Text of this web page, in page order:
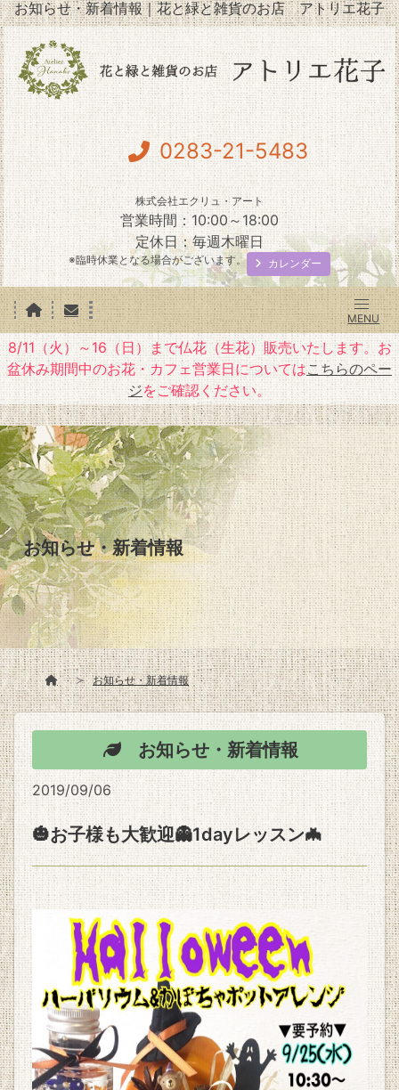
お知らせ・新着情報｜花と緑と雑貨のお店 アトリエ花子
0283-21-5483
株式会社エクリュ・アート
営業時間：10:00～18:00
定休日：毎週木曜日
※臨時休業となる場合がございます。 カレンダー
8/11（火）～16（日）まで仏花（生花）販売いたします。お
盆休み期間中のお花・カフェ営業日についてはこちらのペー
ジをご確認ください。
お知らせ・新着情報
お知らせ・新着情報
お知らせ・新着情報
2019/09/06
🎃お子様も大歓迎👻1dayレッスン🦇